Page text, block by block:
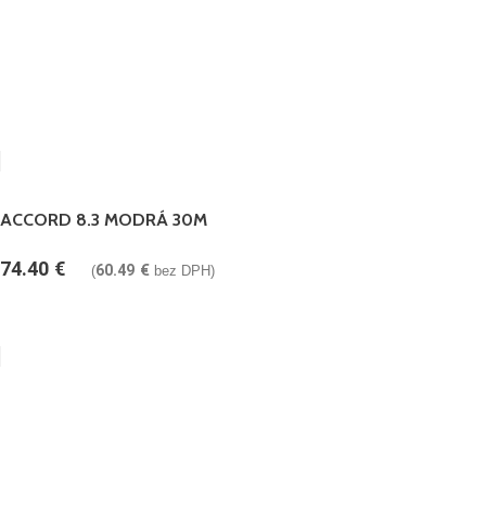
ACCORD 8.3 MODRÁ 30M
74.40 € (60.49 € bez DPH)